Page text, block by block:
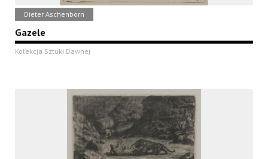
Dieter Aschenborn
Gazele
Kolekcja Sztuki Dawnej